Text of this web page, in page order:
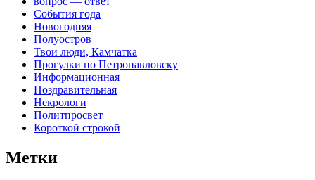
События года
Новогодняя
Полуостров
Твои люди, Камчатка
Прогулки по Петропавловску
Информационная
Поздравительная
Некрологи
Политпросвет
Короткой строкой
Метки